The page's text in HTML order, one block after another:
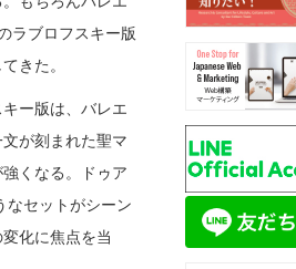
ラブロフスキー版
きた。
ー版は、バレエ
が刻まれた聖マ
くなる。ドゥア
なセットがシーン
化に焦点を当